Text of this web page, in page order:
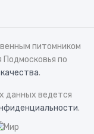
питомником
Подмосковья по
.
данных ведется
.